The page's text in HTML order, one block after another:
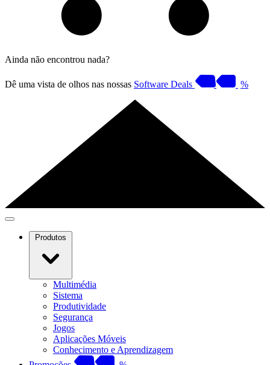
Ainda não encontrou nada?
Dê uma vista de olhos nas nossas Software Deals %
Produtos
Multimédia
Sistema
Produtividade
Segurança
Jogos
Aplicações Móveis
Conhecimento e Aprendizagem